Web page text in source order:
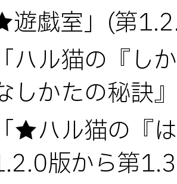
遊戯室」(第
「ハル猫の『
しかたの秘訣
「★ハル猫の『
版から第